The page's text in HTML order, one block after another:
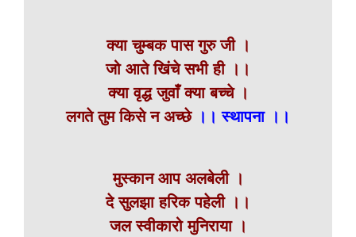
क्या चुम्बक पास गुरु जी ।
जो आते खिंचे सभी ही ।।
क्या वृद्ध जुवाँ क्या बच्चे ।
लगते तुम किसे न अच्छे ।। स्थापना ।।
मुस्कान आप अलबेली ।
दे सुलझा हरिक पहेली ।।
जल स्वीकारो मुनिराया ।